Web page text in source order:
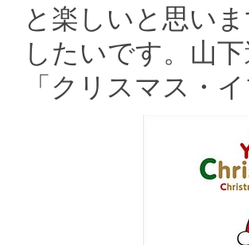
と楽しいと思い
したいです。山
「クリスマス・